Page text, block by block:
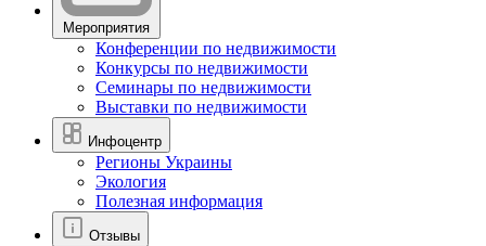
Мероприятия
Конференции по недвижимости
Конкурсы по недвижимости
Семинары по недвижимости
Выставки по недвижимости
Инфоцентр
Регионы Украины
Экология
Полезная информация
Отзывы